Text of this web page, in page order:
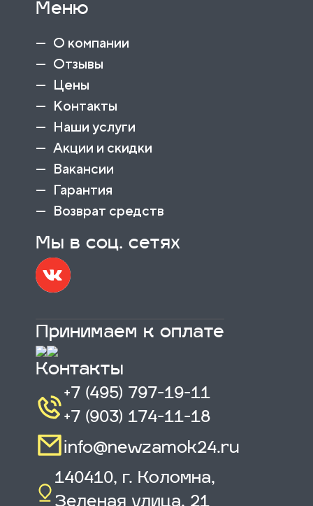
Меню
О компании
Отзывы
Цены
Контакты
Наши услуги
Акции и скидки
Вакансии
Гарантия
Возврат средств
Мы в соц. сетях
Принимаем к оплате
Контакты
+7 (495) 797-19-11
+7 (903) 174-11-18
info@newzamok24.ru
140410, г. Коломна,